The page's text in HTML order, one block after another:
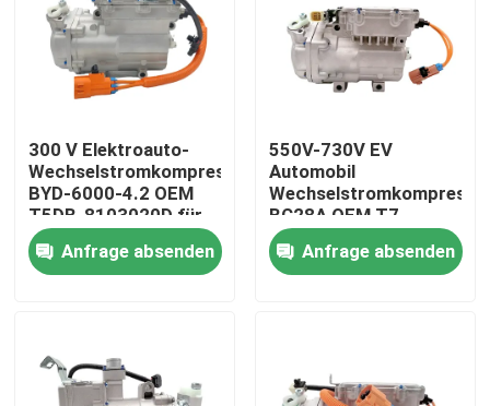
Produkte
300 V Elektroauto-
Wechselstromkompressor
BYD-6000-4.2 OEM
T5DB-8103020D für
BYD V3
Anfrage absenden
550V-730V EV
Automobil
BC28A OEM T7-
8103020 Für BYD
TruckAnfrage absenden